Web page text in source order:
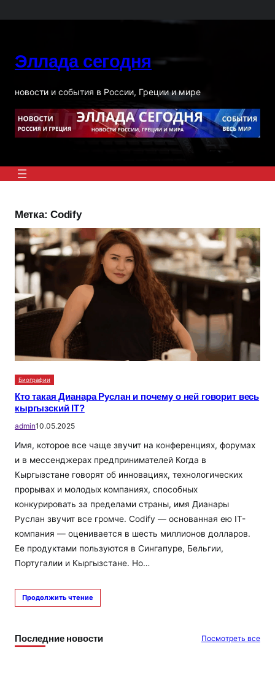
к
Эллада сегодня
новости и события в России, Греции и мире
Метка:Codify
Биографии
Кто такая Дианара Руслан и почему о ней говорит весь
кыргызский IT?
admin10.05.2025
Имя, которое все чаще звучит на конференциях, форумах
и в мессенджерах предпринимателей Когда в
Кыргызстане говорят об инновациях, технологических
прорывах и молодых компаниях, способных
конкурировать за пределами страны, имя Дианары
Руслан звучит все громче. Codify — основанная ею IT-
компания — оценивается в шесть миллионов долларов.
Ее продуктами пользуются в Сингапуре, Бельгии,
Португалии и Кыргызстане. Но…
Продолжить чтение
Последние новости Посмотреть все